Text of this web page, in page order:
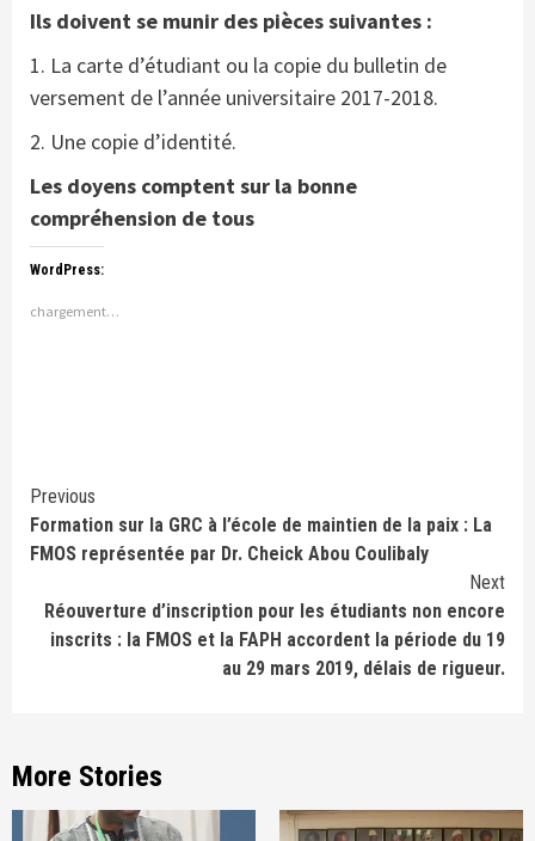
Ils doivent se munir des pièces suivantes :
1. La carte d’étudiant ou la copie du bulletin de
versement de l’année universitaire 2017-2018.
2. Une copie d’identité.
Les doyens comptent sur la bonne
compréhension de tous
WordPress:
chargement…
Continue
Reading
Previous
Formation sur la GRC à l’école de maintien de la paix : La
FMOS représentée par Dr. Cheick Abou Coulibaly
Next
Réouverture d’inscription pour les étudiants non encore
inscrits : la FMOS et la FAPH accordent la période du 19
au 29 mars 2019, délais de rigueur.
More Stories